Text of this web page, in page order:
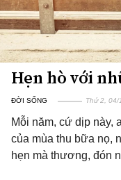
Hẹn hò với
ĐỜI SỐNG Thứ 2,
Mỗi năm, cứ dịp này,
của mùa thu bữa nọ,
hẹn mà thương, đón